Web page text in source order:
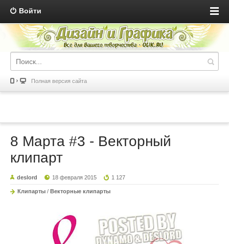
Войти
Полная версия сайта
8 Марта #3 - Векторный
клипарт
deslord 18 февраля 2015 1 127
Клипарты / Векторные клипарты